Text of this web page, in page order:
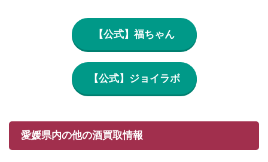
【公式】福ちゃん
【公式】ジョイラボ
愛媛県内の他の酒買取情報